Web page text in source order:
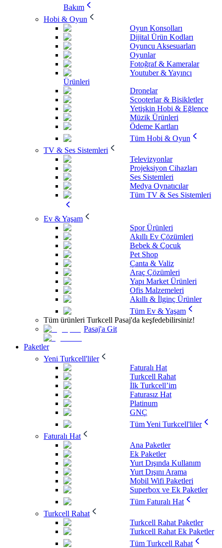
Bakım
Hobi & Oyun
Oyun Konsolları
Dijital Ürün Kodları
Oyuncu Aksesuarları
Oyunlar
Fotoğraf & Kameralar
Youtuber & Yayıncı
Ürünleri
Dronelar
Scooterlar & Bisikletler
Yetişkin Hobi & Eğlence
Müzik Ürünleri
Ödeme Kartları
Tüm Hobi & Oyun
TV & Ses Sistemleri
Televizyonlar
Projeksiyon Cihazları
Ses Sistemleri
Medya Oynatıcılar
Tüm TV & Ses Sistemleri
Ev & Yaşam
Spor Ürünleri
Akıllı Ev Çözümleri
Bebek & Çocuk
Pet Shop
Çanta & Valiz
Araç Çözümleri
Yapı Market Ürünleri
Ofis Malzemeleri
Akıllı & İlginç Ürünler
Tüm Ev & Yaşam
Tüm ürünleri Turkcell Pasaj'da keşfedebilirsiniz!
Pasaj'a Git
Paketler
Yeni Turkcell'liler
Faturalı Hat
Turkcell Rahat
İlk Turkcell’im
Faturasız Hat
Platinum
GNÇ
Tüm Yeni Turkcell'liler
Faturalı Hat
Ana Paketler
Ek Paketler
Yurt Dışında Kullanım
Yurt Dışını Arama
Mobil Wifi Paketleri
Superbox ve Ek Paketler
Tüm Faturalı Hat
Turkcell Rahat
Turkcell Rahat Paketler
Turkcell Rahat Ek Paketler
Tüm Turkcell Rahat